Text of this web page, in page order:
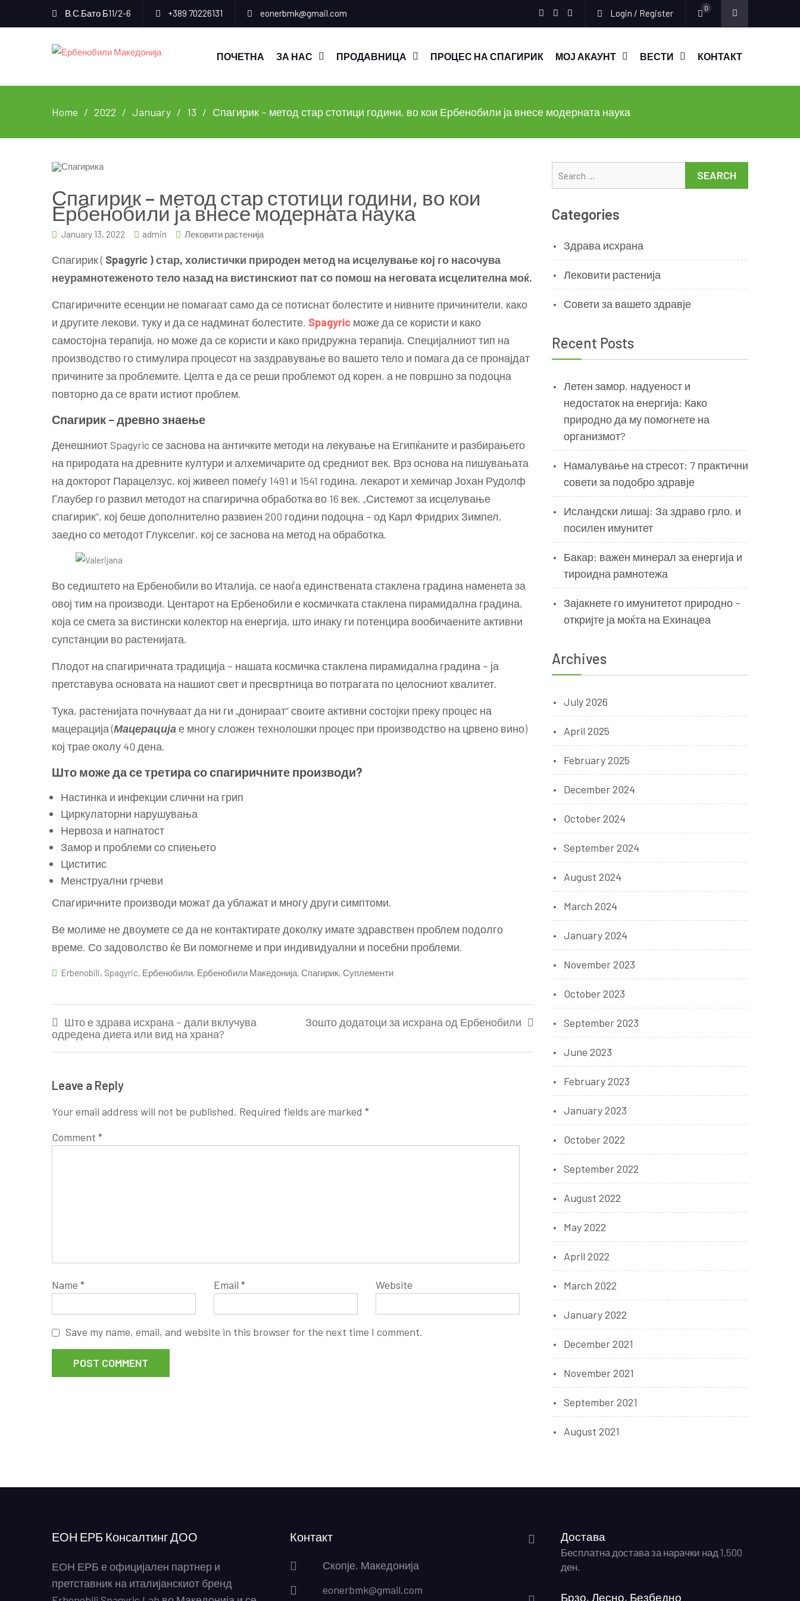
В.С.Бато Б11/2-6 +389 70226131 eonerbmk@gmail.com Login / Register 0
ПОЧЕТНА ЗА НАС ПРОДАВНИЦА ПРОЦЕС НА СПАГИРИК МОЈ АКАУНТ ВЕСТИ КОНТАКТ
Home 2022 January 13 Спагирик – метод стар стотици години, во кои Ербенобили ја внесе модерната наука
Спагирик – метод стар стотици години, во кои
Ербенобили ја внесе модерната наука
January 13, 2022 admin Лековити растенија
Спагирик ( Spagyric ) стар, холистички природен метод на исцелување кој го насочува
неурамнотеженото тело назад на вистинскиот пат со помош на неговата исцелителна моќ.
Спагиричните есенции не помагаат само да се потиснат болестите и нивните причинители, како
и другите лекови, туку и да се надминат болестите. Spagyric може да се користи и како
самостојна терапија, но може да се користи и како придружна терапија. Специјалниот тип на
производство го стимулира процесот на заздравување во вашето тело и помага да се пронајдат
причините за проблемите. Целта е да се реши проблемот од корен, а не површно за подоцна
повторно да се врати истиот проблем.
Спагирик – древно знаење
Денешниот Spagyric се заснова на античките методи на лекување на Египќаните и разбирањето
на природата на древните култури и алхемичарите од средниот век. Врз основа на пишувањата
на докторот Парацелзус, кој живеел помеѓу 1491 и 1541 година, лекарот и хемичар Јохан Рудолф
Глаубер го развил методот на спагирична обработка во 16 век. „Системот за исцелување
спагирик“, кој беше дополнително развиен 200 години подоцна – од Карл Фридрих Зимпел,
заедно со методот Глукселиг, кој се заснова на метод на обработка.
Во седиштето на Ербенобили во Италија, се наоѓа единствената стаклена градина наменета за
овој тим на производи. Центарот на Ербенобили е космичката стаклена пирамидална градина,
која се смета за вистински колектор на енергија, што инаку ги потенцира вообичаените активни
супстанции во растенијата.
Плодот на спагиричната традиција – нашата космичка стаклена пирамидална градина – ја
претставува основата на нашиот свет и пресвртница во потрагата по целосниот квалитет.
Тука, растенијата почнуваат да ни ги „донираат“ своите активни состојки преку процес на
мацерација (Мацерацијае многу сложен технолошки процес при производство на црвено вино)
кој трае околу 40 дена.
Што може да се третира со спагиричните производи?
Настинка и инфекции слични на грип
Циркулаторни нарушувања
Нервоза и напнатост
Замор и проблеми со спиењето
Циститис
Менструални грчеви
Спагиричните производи можат да ублажат и многу други симптоми.
Ве молиме не двоумете се да не контактирате доколку имате здравствен проблем подолго
време. Со задоволство ќе Ви помогнеме и при индивидуални и посебни проблеми.
Erbenobili, Spagyric, Ербенобили, Ербенобили Македонија, Спагирик, Суплементи
Post
navigation
Што е здрава исхрана – дали вклучува
одредена диета или вид на храна?
Зошто додатоци за исхрана од Ербенобили
Leave a Reply
Your email address will not be published. Required fields are marked *
Comment *
Name * Email * Website
Save my name, email, and website in this browser for the next time I comment.
Categories
Здрава исхрана
Лековити растенија
Совети за вашето здравје
Recent Posts
Летен замор, надуеност и
недостаток на енергија: Како
природно да му помогнете на
организмот?
Намалување на стресот: 7 практични
совети за подобро здравје
Исландски лишај: За здраво грло, и
посилен имунитет
Бакар: важен минерал за енергија и
тироидна рамнотежа
Зајакнете го имунитетот природно –
откријте ја моќта на Ехинацеа
Archives
July 2026
April 2025
February 2025
December 2024
October 2024
September 2024
August 2024
March 2024
January 2024
November 2023
October 2023
September 2023
June 2023
February 2023
January 2023
October 2022
September 2022
August 2022
May 2022
April 2022
March 2022
January 2022
December 2021
November 2021
September 2021
August 2021
ЕОН ЕРБ Консалтинг ДОО
ЕОН ЕРБ е официјален партнер и
претставник на италијанскиот бренд
Контакт
Скопје, Македонија
eonerbmk@gmail.com
Достава
Бесплатна достава за нарачки над 1.500
ден.
Брзо, Лесно, Безбедно